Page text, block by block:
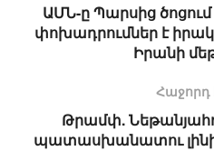
ԱՄՆ-ը Պարսից
փոխադրումներ է
Իրանի
Հաջորդ
Թրամփ.
պատասխանատու լինի